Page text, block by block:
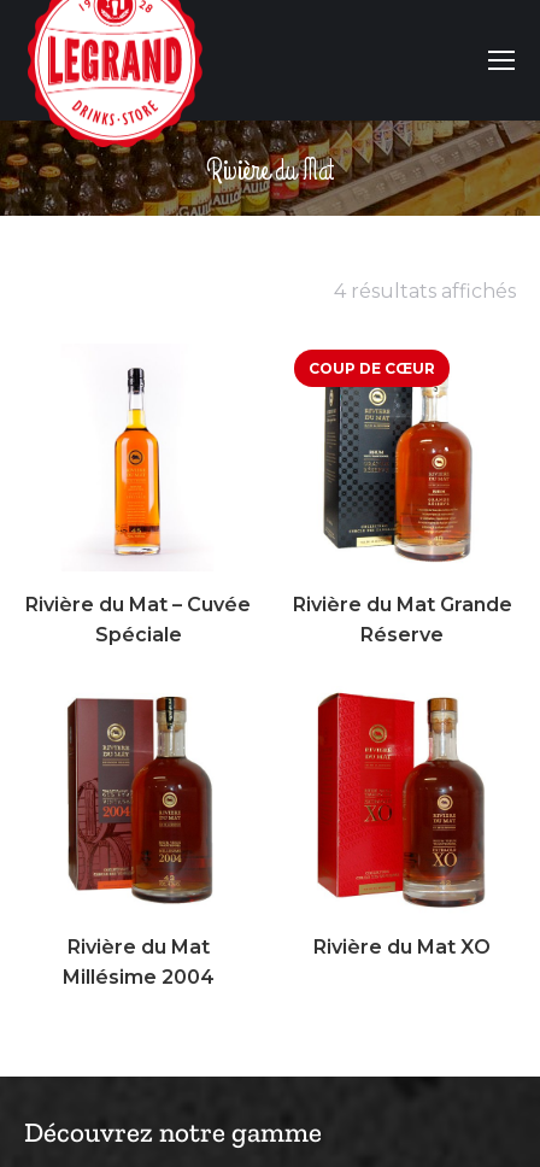
Rivière du Mat
Vous êtes ici :
4 résultats affichés
Rivière du Mat – Cuvée
Spéciale
Rivière du Mat Grande
Réserve
Rivière du Mat
Millésime 2004
Rivière du Mat XO
Découvrez notre gamme